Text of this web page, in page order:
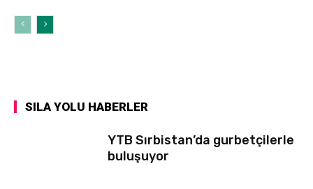
SILA YOLU HABERLER
YTB Sırbistan’da gurbetçilerle
buluşuyor